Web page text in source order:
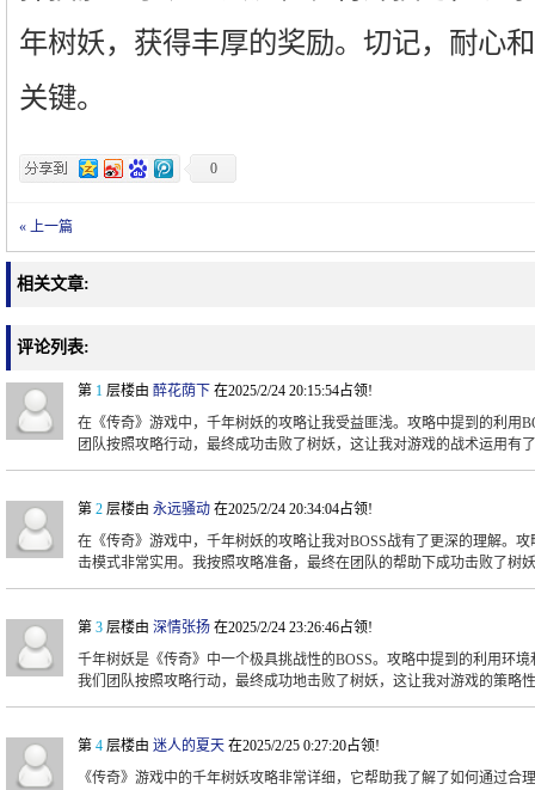
年树妖，获得丰厚的奖励。切记，耐心
关键。
0
« 上一篇
相关文章:
评论列表:
第 1 层楼由 醉花荫下 在2025/2/24 20:15:54占领!
在《传奇》游戏中，千年树妖的攻略让我受益匪浅。攻略中提到的利用
团队按照攻略行动，最终成功击败了树妖，这让我对游戏的战术运用有
第 2 层楼由 永远骚动 在2025/2/24 20:34:04占领!
在《传奇》游戏中，千年树妖的攻略让我对BOSS战有了更深的理解。
击模式非常实用。我按照攻略准备，最终在团队的帮助下成功击败了树
第 3 层楼由 深情张扬 在2025/2/24 23:26:46占领!
千年树妖是《传奇》中一个极具挑战性的BOSS。攻略中提到的利用环
我们团队按照攻略行动，最终成功地击败了树妖，这让我对游戏的策略
第 4 层楼由 迷人的夏天 在2025/2/25 0:27:20占领!
《传奇》游戏中的千年树妖攻略非常详细，它帮助我了解了如何通过合